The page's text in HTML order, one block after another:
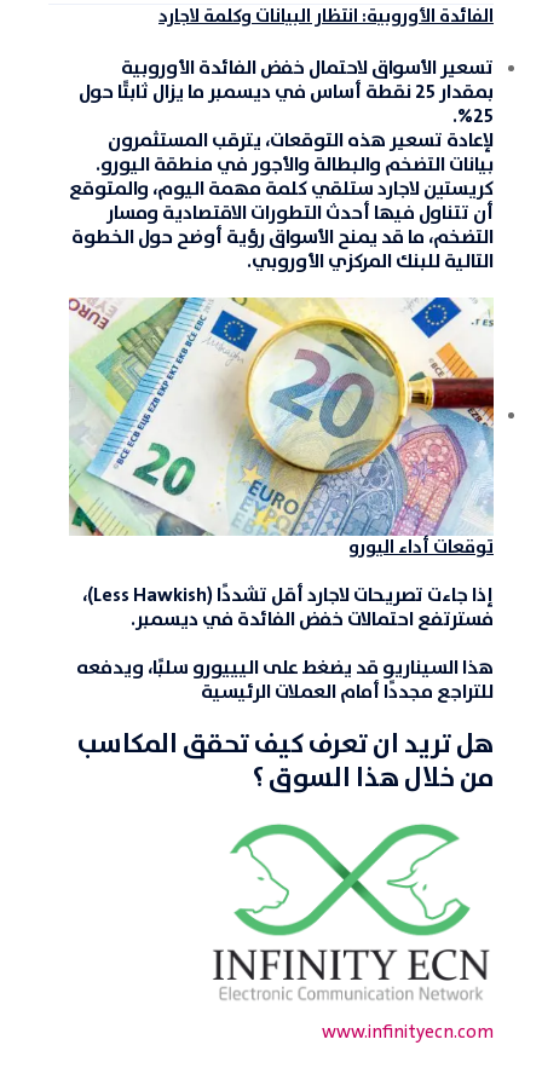
الفائدة الأوروبية: انتظار البيانات وكلمة لاجارد
تسعير الأسواق لاحتمال خفض الفائدة الأوروبية
بمقدار 25 نقطة أساس في ديسمبر ما يزال ثابتًا حول
25%
.
لإعادة تسعير هذه التوقعات، يترقب المستثمرون
بيانات التضخم والبطالة والأجور في منطقة اليورو.
كريستين لاجارد ستلقي كلمة مهمة اليوم، والمتوقع
أن تتناول فيها أحدث التطورات الاقتصادية ومسار
التضخم، ما قد يمنح الأسواق رؤية أوضح حول الخطوة
التالية للبنك المركزي الأوروبي.
توقعات أداء اليورو
إذا جاءت تصريحات لاجاردأقل تشددًا (Less Hawkish)،
فسترتفع احتمالات خفض الفائدة في ديسمبر.
هذا السيناريو قد يضغط على اليييورو سلبًا، ويدفعه
للتراجع مجددًا أمام العملات الرئيسية
هل تريد ان تعرف كيف تحقق المكاسب
من خلال هذا السوق ؟
www.infinityecn.com